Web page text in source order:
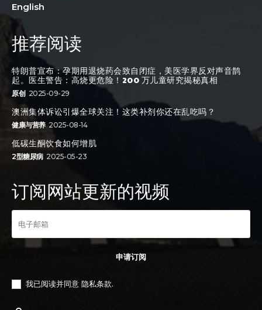
English
推荐阅读
特朗普宣布：孕期用退烧药会致自闭症，美医学界反对声音鹊
起。医生警告：高烧更危险！200 万儿童研究揭秘真相
原创 2025-09-29
澳洲集体诉讼引爆全球关注！这类补剂你还在乱吃吗？
健康与营养 2025-08-14
低碳生酮饮食如何增肌
2型糖尿病 2025-05-23
订阅网站更新的视频
申请订阅
我已阅读并同意 隐私条款.